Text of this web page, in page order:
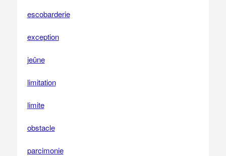
escobarderie
exception
jeûne
limitation
limite
obstacle
parcimonie